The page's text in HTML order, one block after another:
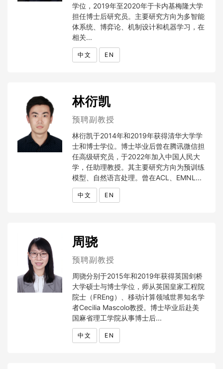
学位，2019年至2020年于卡内基梅隆大学
担任博士后研究员。主要研究方向为多智能
体系统、博弈论、机制设计和机器学习，在
相关...
中文 EN
林衍凯
预聘副教授
林衍凯于2014年和2019年获得清华大学学
士和博士学位。博士毕业后曾在腾讯微信担
任高级研究员，于2022年加入中国人民大
学，任助理教授。其主要研究方向为预训练
模型、自然语言处理。曾在ACL、EMNL...
中文 EN
周骁
预聘副教授
周骁分别于2015年和2019年获得英国剑桥
大学硕士与博士学位，师从英国皇家工程院
院士（FREng）、移动计算领域世界知名学
者Cecilia Mascolo教授。博士毕业后赴美
国麻省理工学院从事博士后...
中文 EN